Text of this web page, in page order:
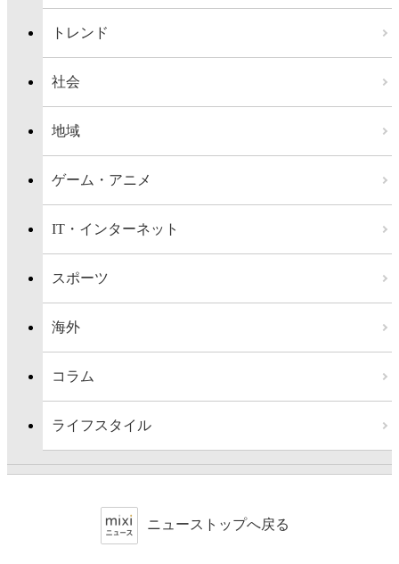
トレンド
社会
地域
ゲーム・アニメ
IT・インターネット
スポーツ
海外
コラム
ライフスタイル
ニューストップへ戻る